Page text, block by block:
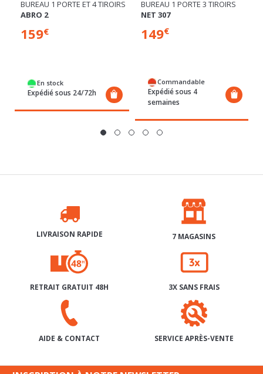
ABRO 2
159 €
Expédié sous 24/72h
NET 307
149€
Expédié sous 4
semaines
LIVRAISON RAPIDE 7 MAGASINS
RETRAIT GRATUIT 48H
AIDE & CONTACT SERVICE APRÈS-VENTE
INSCRIPTION À NOTRE NEWSLETTER